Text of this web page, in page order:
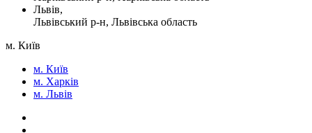
Львів,
Львівський р-н, Львівська область
м. Київ
м. Київ
м. Харків
м. Львів